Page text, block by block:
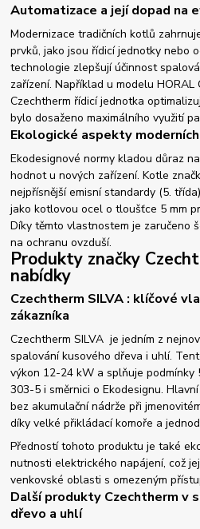
Automatizace a její dopad na
Modernizace tradičních kotlů
prvků, jako jsou řídicí jednotky nebo
technologie zlepšují účinnost
zařízení. Například u modelu HORAL
Czechtherm řídicí jednotka
bylo dosaženo maximálního využití
Ekologické aspekty
Ekodesignové normy kladou důraz
hodnot u nových zařízení. Kotle
nejpřísnější emisní standardy (5.
jako kotlovou ocel o tloušťce 5 mm
Díky těmto vlastnostem je zaručeno
na ochranu ovzduší.
Produkty značky
nabídky
Czechtherm SILVA : klíčové
zákazníka
Czechtherm SILVA je jedním z
spalování kusového dřeva i uhlí.
výkon 12-24 kW a splňuje podmínky
303-5 i směrnici o Ekodesignu.
bez akumulační nádrže při
díky velké přikládací komoře a
Předností tohoto produktu je také
nutnosti elektrického napájení, což
venkovské oblasti s omezeným
Další produkty Czechtherm v
dřevo a uhlí